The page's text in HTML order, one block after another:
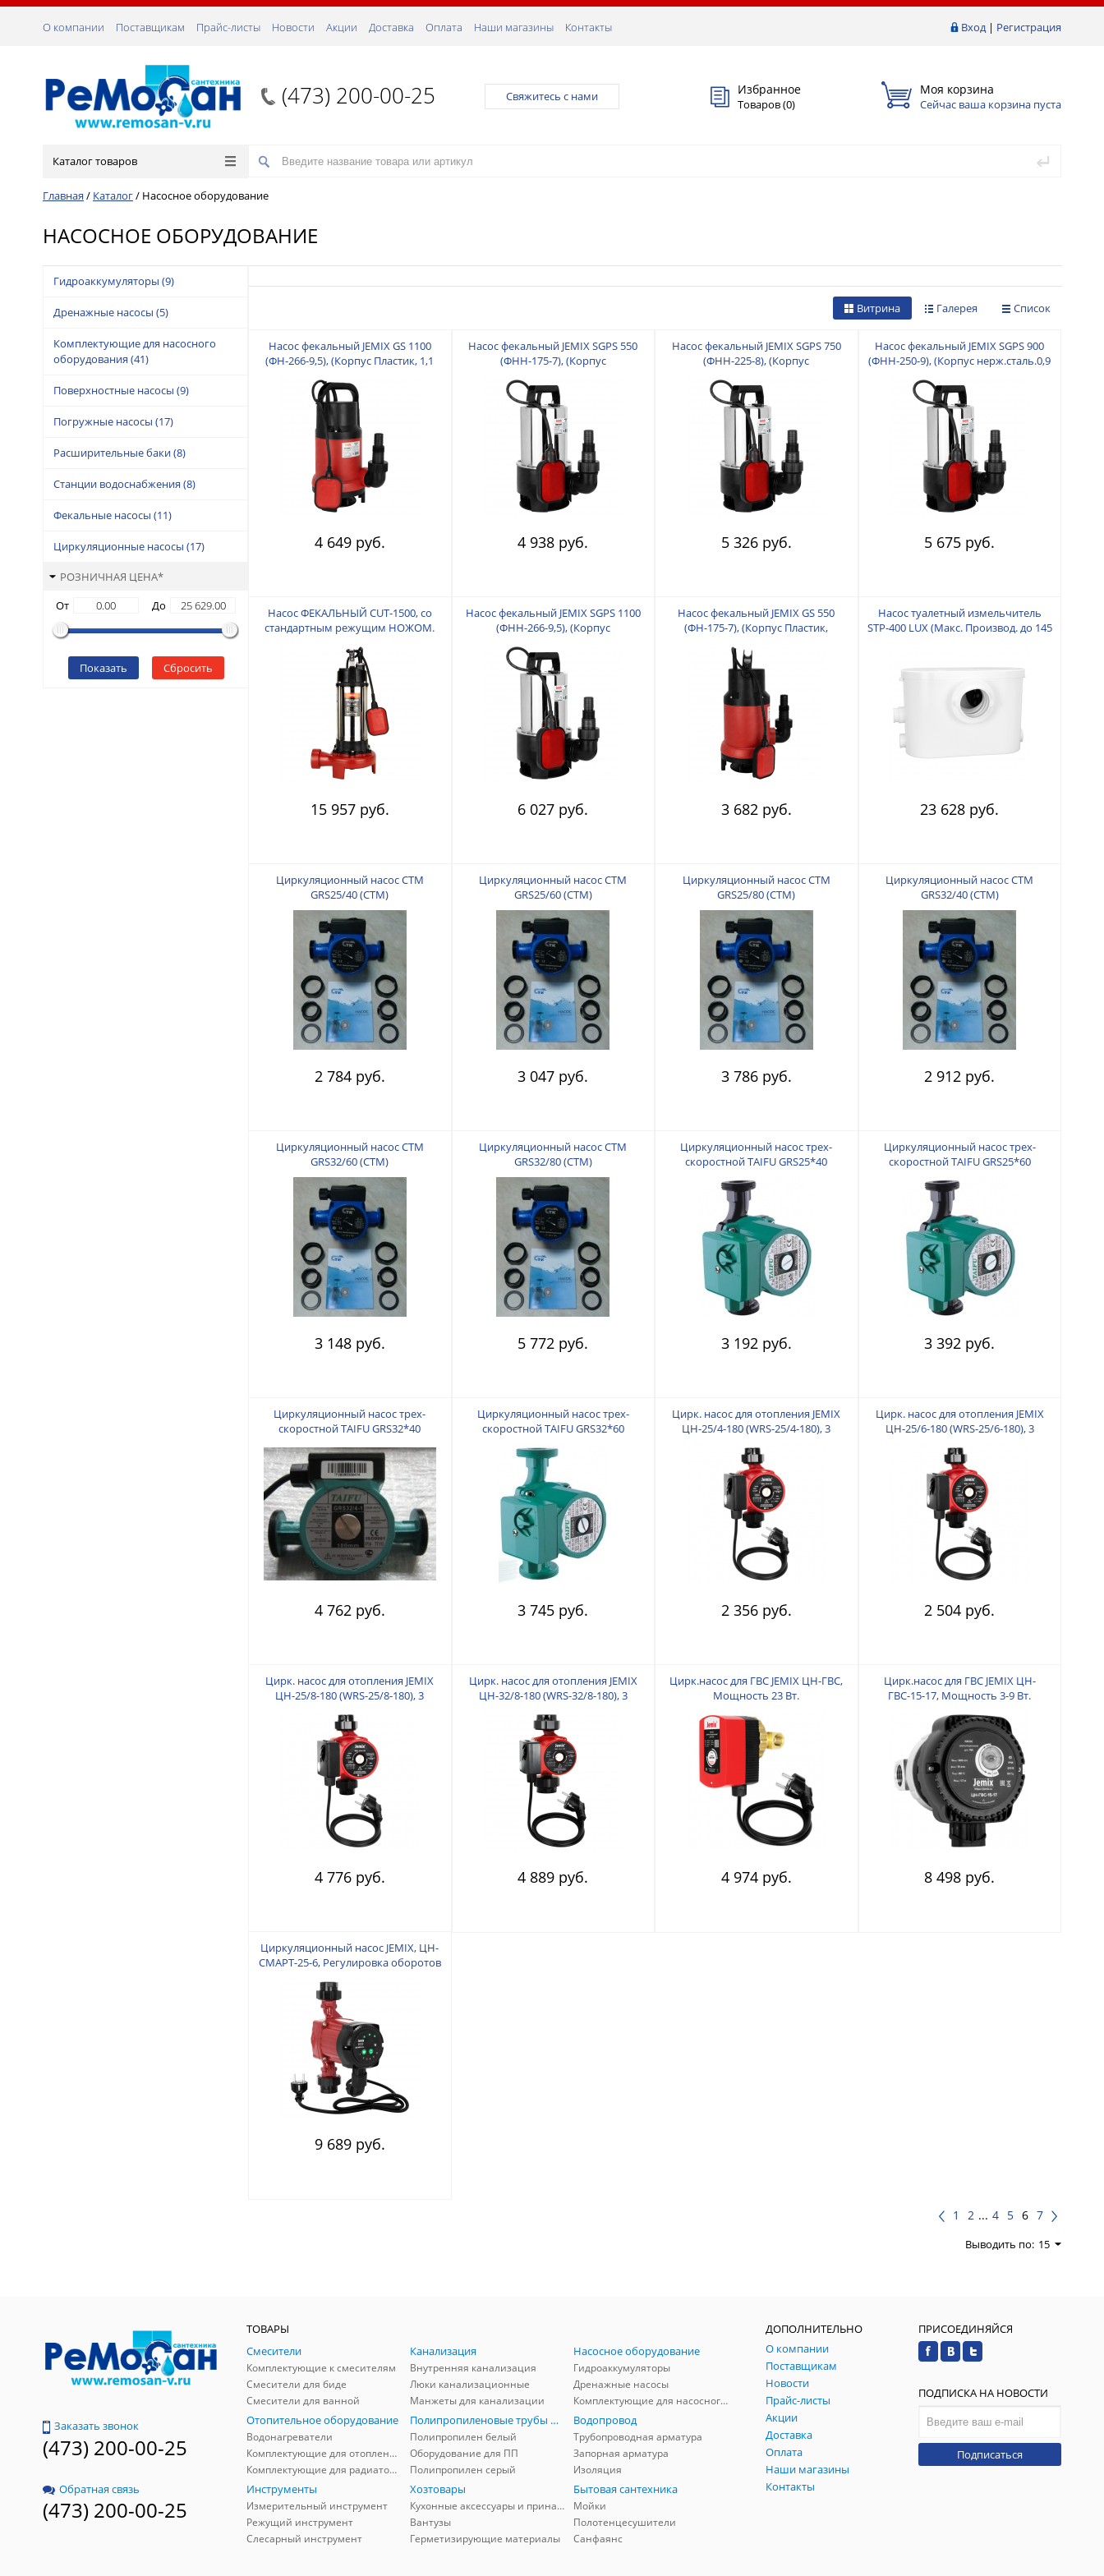
Вход| Регистрация
О компании Поставщикам Прайс-листы Новости Акции Доставка Оплата Наши магазины Контакты
(473) 200-00-25 Свяжитесь с нами Избранное
Товаров (0)
Моя корзина
Сейчас ваша корзина пуста
Каталог товаров
Главная / Каталог/ Насосное оборудование
НАСОСНОЕ ОБОРУДОВАНИЕ
Гидроаккумуляторы (9)
Дренажные насосы (5)
Комплектующие для насосного
оборудования (41)
Поверхностные насосы (9)
Погружные насосы (17)
Расширительные баки(8)
Станции водоснабжения (8)
Фекальные насосы (11)
Циркуляционные насосы (17)
РОЗНИЧНАЯ ЦЕНА*
От
До
Показать Сбросить
Список
Галерея
Витрина
Насос фекальный JEMIX GS 1100
(ФН-266-9,5), (Корпус Пластик, 1,1
Диаметр всасываемых частиц 35
мм.
4 649 руб.
Насос фекальный JEMIX SGPS 550
(ФНН-175-7), (Корпус
произв. 10,5 куб.м/час) Диаметр
всасываемых частиц 35 мм.
4 938 руб.
Насос фекальный JEMIX SGPS 750
(ФНН-225-8), (Корпус
произв. 13,5 куб.м/час) Диаметр
всасываемых частиц 35 мм.
5 326 руб.
Насос фекальный JEMIX SGPS 900
(ФНН-250-9), (Корпус нерж.сталь.0,9
час) Диаметр всасываемых частиц
35 мм.
5 675 руб.
Насос ФЕКАЛЬНЫЙ CUT-1500, со
стандартным режущим НОЖОМ.
мин. Макс подъем до 15 метров.
Мощность 1500 Вт. Подключение 2
дюйма.
15 957 руб.
Насос фекальный JEMIX SGPS 1100
(ФНН-266-9,5), (Корпус
произв. 16 куб.м/час) Диаметр
всасываемых частиц 35 мм.
6 027 руб.
Насос фекальный JEMIX GS 550
(ФН-175-7), (Корпус Пластик,
куб.м/час) Диаметр всасываемых
частиц 35 мм.
3 682 руб.
Насос туалетный измельчитель
STP-400 LUX (Макс. Производ. до 145
С !!! Стальные ножи. Высота
подъема сточных вод до 8 метров.
Горизонт. длина сброса до 80 метр.)
23 628 руб.
Циркуляционный насос СТМ
GRS25/40 (СТМ)
2 784 руб.
Циркуляционный насос СТМ
GRS25/60 (СТМ)
3 047 руб.
Циркуляционный насос СТМ
GRS25/80 (СТМ)
3 786 руб.
Циркуляционный насос СТМ
GRS32/40 (СТМ)
2 912 руб.
Циркуляционный насос СТМ
GRS32/60 (СТМ)
3 148 руб.
Циркуляционный насос СТМ
GRS32/80 (СТМ)
5 772 руб.
Циркуляционный насос трех-
скоростной TAIFU GRS25*40
3 192 руб.
Циркуляционный насос трех-
скоростной TAIFU GRS25*60
3 392 руб.
Циркуляционный насос трех-
скоростной TAIFU GRS32*40
4 762 руб.
Циркуляционный насос трех-
скоростной TAIFU GRS32*60
3 745 руб.
Цирк. насос для отопления JEMIX
ЦН-25/4-180 (WRS-25/4-180), 3
Производ. 50/35/22 л/мин.
Подключение 1 дюйм. Макс.
подъем 4 м. Монтажная длина 180
мм. Кабель 80 см с ЕВРОВИЛКОЙ.
Гайки в комплекте.
2 356 руб.
Цирк. насос для отопления JEMIX
ЦН-25/6-180 (WRS-25/6-180), 3
Производ. 60/45/26 л/мин.
Подключение 1 дюйм. Макс.
подъем 6 м. Монтажная длина 180
мм. Кабель 80 см с ЕВРОВИЛКОЙ.
Гайки в комплекте,
2 504 руб.
Цирк. насос для отопления JEMIX
ЦН-25/8-180 (WRS-25/8-180), 3
Вт. Производ. 120/77/45 л/мин.
Подключение 1 дюйм. Макс.
подъем 8 м. Монтажная длина 180
мм. Кабель 80 см с ЕВРОВИЛКОЙ.
Гайки в комплекте
4 776 руб.
Цирк. насос для отопления JEMIX
ЦН-32/8-180 (WRS-32/8-180), 3
Вт. Производ. 170/110/60 л/мин.
Подключение 11/4 дюйм. Макс.
подъем 8 м. Монтажная длина 180
мм. Кабель 80 см с ЕВРОВИЛКОЙ.
Гайки в комплекте.
4 889 руб.
Цирк.насос для ГВС JEMIX ЦН-ГВС,
Мощность 23 Вт.
Подключение 20 мм (1/2 дюйма).
Макс. подъем 1,5 м. Монтажная
длина 80 мм. Кабель 1,2 м. с
ЕВРОВИЛКОЙ.
4 974 руб.
Цирк.насос для ГВС JEMIX ЦН-
ГВС-15-17, Мощность 3-9 Вт.
Подключение 20 мм. Макс. подъем
1,7 м. Монтажная длина 80 мм.
Кабель 1,2 м. с ЕВРОВИЛКОЙ.
8 498 руб.
Циркуляционный насос JEMIX, ЦН-
СМАРТ-25-6, Регулировка оборотов
Мощность 5-45 Вт. Макс.производ.
60 л/мин. Макс. подъем 6 м.
Монтажная длина 180 мм. Кабель
60 см с ЕВРОВИЛКОЙ. Гайки 1-1/2
дюйма в комплекте. Корпус:
чугун+алюм
9 689 руб.
1 2 ... 4 5 6 7
Выводить по: 15
Заказать звонок
(473) 200-00-25
Обратная связь
(473) 200-00-25
ТОВАРЫ
Смесители
Комплектующие к смесителям
Смесители для биде
Смесители для ванной
Канализация
Внутренняя канализация
Люки канализационные
Манжеты для канализации
Насосное оборудование
Гидроаккумуляторы
Дренажные насосы
Комплектующие для насосного оборудования
Отопительное оборудование
Водонагреватели
Комплектующие для отопления
Комплектующие для радиаторов
Полипропиленовые трубы и фитинги
Полипропилен белый
Оборудование для ПП
Полипропилен серый
Водопровод
Трубопроводная арматура
Запорная арматура
Изоляция
Инструменты
Измерительный инструмент
Режущий инструмент
Слесарный инструмент
Хозтовары
Кухонные аксессуары и принадлежности
Вантузы
Герметизирующие материалы
Бытовая сантехника
Мойки
Полотенцесушители
Санфаянс
ДОПОЛНИТЕЛЬНО
О компании
Поставщикам
Новости
Прайс-листы
Акции
Доставка
Оплата
Наши магазины
Контакты
ПРИСОЕДИНЯЙСЯ
ПОДПИСКА НА НОВОСТИ
Подписаться